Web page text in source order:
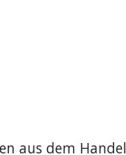
aus dem